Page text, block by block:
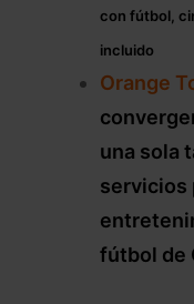
con fútbol,
incluido
Orange
una sola
servicios
fútbol de